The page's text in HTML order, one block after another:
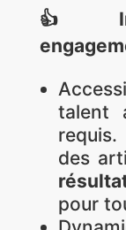
👍
talent
des
pour